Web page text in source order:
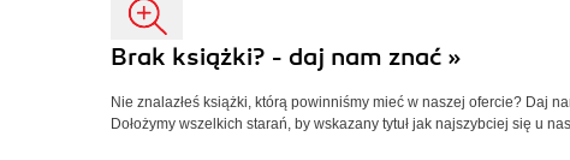
Brak książki? - daj nam znać »
Nie znalazłeś książki, którą powinniśmy mieć w naszej ofercie? Daj
Dołożymy wszelkich starań, by wskazany tytuł jak najszybciej się u